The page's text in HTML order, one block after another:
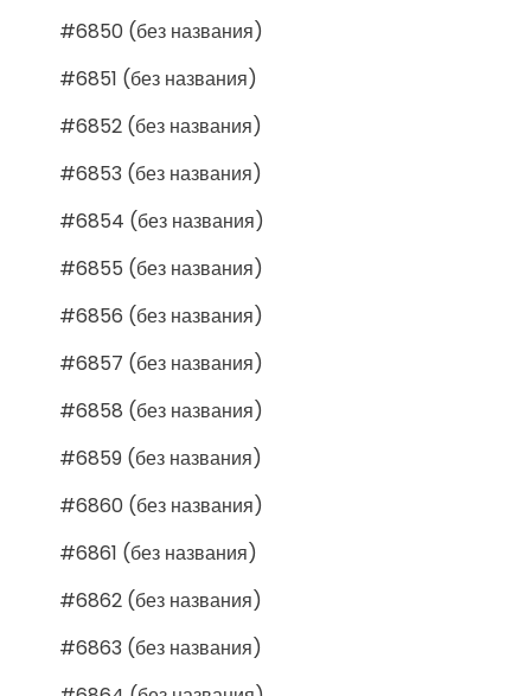
#6850 (без названия)
#6851 (без названия)
#6852 (без названия)
#6853 (без названия)
#6854 (без названия)
#6855 (без названия)
#6856 (без названия)
#6857 (без названия)
#6858 (без названия)
#6859 (без названия)
#6860 (без названия)
#6861 (без названия)
#6862 (без названия)
#6863 (без названия)